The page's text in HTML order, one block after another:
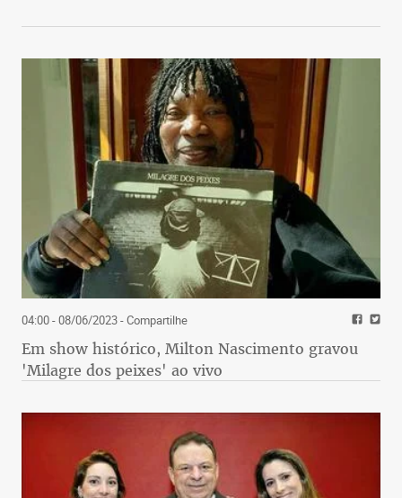
04:00 - 08/06/2023- Compartilhe
Em show histórico, Milton Nascimento gravou
'Milagre dos peixes' ao vivo